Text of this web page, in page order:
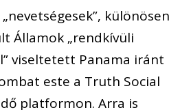
különösen
Államok „rendkívüli
viseltetett Panama iránt
este a Truth Social
platformon. Arra is